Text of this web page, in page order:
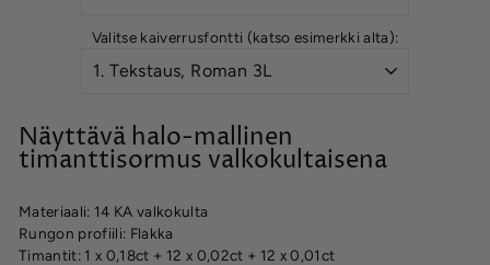
Valitse kaiverrusfontti (katso esimerkki alta):
Näyttävä halo-mallinen
timanttisormus valkokultaisena
Materiaali: 14 KA valkokulta
Rungon profiili: Flakka
Timantit: 1 x 0,18ct + 12 x 0,02ct + 12 x 0,01ct